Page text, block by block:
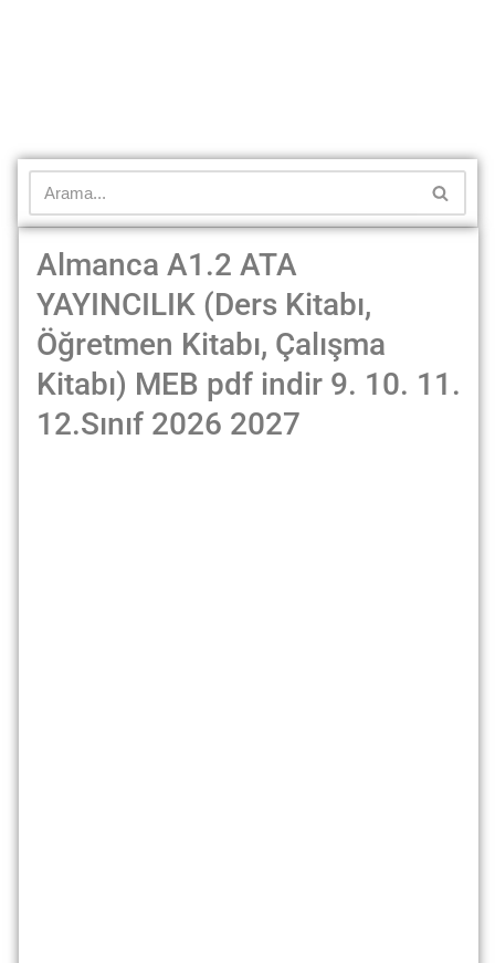
Almanca A1.2 ATA
YAYINCILIK (Ders Kitabı,
Öğretmen Kitabı, Çalışma
Kitabı) MEB pdf indir 9. 10. 11.
12.Sınıf 2026 2027